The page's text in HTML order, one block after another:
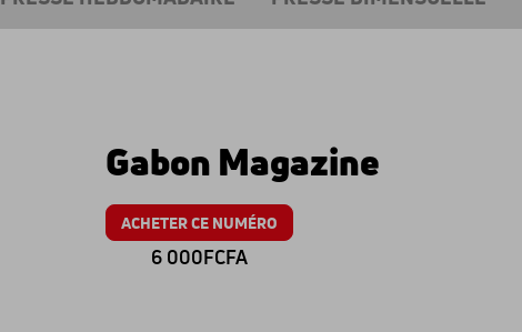
Gabon Magazine
ACHETER CE NUMÉRO
6 000FCFA